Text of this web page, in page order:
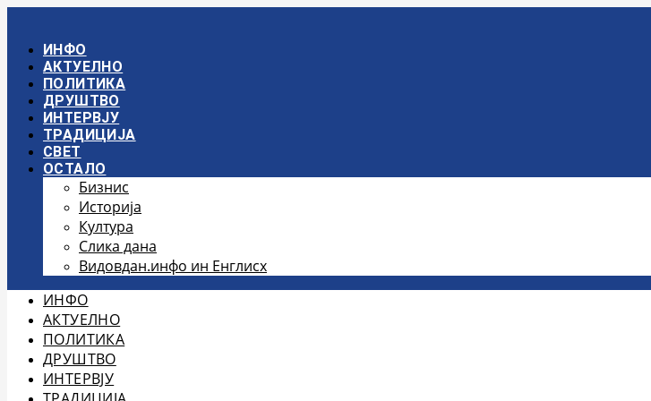
садржајИНФО
АКТУЕЛНО
ПОЛИТИКА
ДРУШТВО
ИНТЕРВЈУ
ТРАДИЦИЈА
СВЕТ
ОСТАЛО
Бизнис
Историја
Култура
Слика дана
Видовдан.инфо ин Енглисх
ИНФО
АКТУЕЛНО
ПОЛИТИКА
ДРУШТВО
ИНТЕРВЈУ